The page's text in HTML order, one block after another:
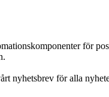
för
nyhetsbrev för alla